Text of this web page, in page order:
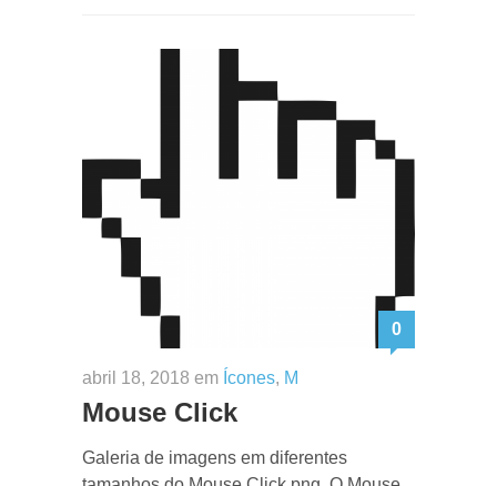
0
abril 18, 2018 em Ícones, M
Mouse Click
Galeria de imagens em diferentes